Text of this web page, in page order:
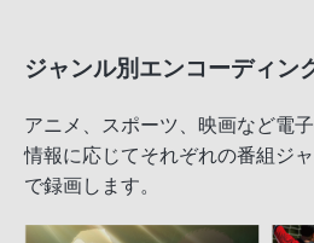
ジャンル別エンコーディン
アニメ、スポーツ、映画など電
情報に応じてそれぞれの番組ジ
で録画します。